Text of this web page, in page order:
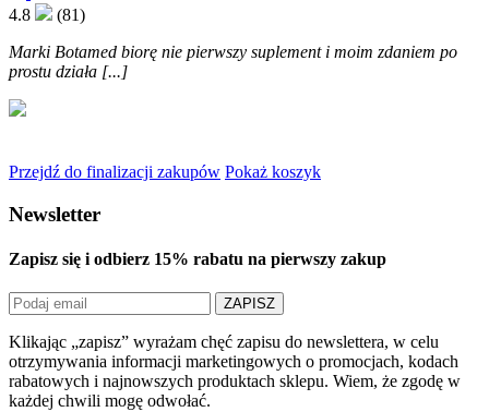
4.8
(81)
Marki Botamed biorę nie pierwszy suplement i moim zdaniem po
prostu działa [...]
Przejdź do finalizacji zakupów Pokaż koszyk
Newsletter
Zapisz się i odbierz 15% rabatu na pierwszy zakup
ZAPISZ
Klikając „zapisz” wyrażam chęć zapisu do newslettera, w celu
otrzymywania informacji marketingowych o promocjach, kodach
rabatowych i najnowszych produktach sklepu. Wiem, że zgodę w
każdej chwili mogę odwołać.